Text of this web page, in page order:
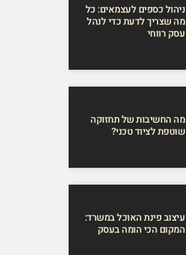
ניהול כספים לעצמאים: כל
מה שצריך לדעת כדי לנהל
עסק רווחי
מה החשיבות של תחזוקה
שוטפת לציוד טכני?
עיצוב פינת האוכל במשרד:
המקום הכי הומה בעסק